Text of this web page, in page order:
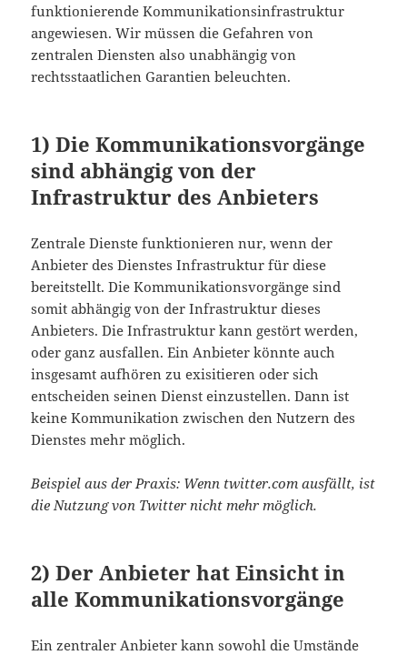
funktionierende Kommunikationsinfrastruktur
angewiesen. Wir müssen die Gefahren von
zentralen Diensten also unabhängig von
rechtsstaatlichen Garantien beleuchten.
1) Die Kommunikationsvorgänge
sind abhängig von der
Infrastruktur des Anbieters
Zentrale Dienste funktionieren nur, wenn der
Anbieter des Dienstes Infrastruktur für diese
bereitstellt. Die Kommunikationsvorgänge sind
somit abhängig von der Infrastruktur dieses
Anbieters. Die Infrastruktur kann gestört werden,
oder ganz ausfallen. Ein Anbieter könnte auch
insgesamt aufhören zu exisitieren oder sich
entscheiden seinen Dienst einzustellen. Dann ist
keine Kommunikation zwischen den Nutzern des
Dienstes mehr möglich.
Beispiel aus der Praxis: Wenn twitter.com ausfällt, ist
die Nutzung von Twitter nicht mehr möglich.
2) Der Anbieter hat Einsicht in
alle Kommunikationsvorgänge
Ein zentraler Anbieter kann sowohl die Umstände